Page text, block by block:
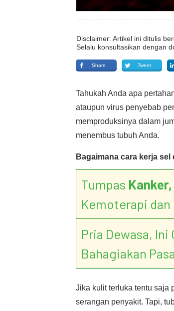
Disclaimer: Artikel ini ditulis
Selalu konsultasikan dengan
Share Tweet
Tahukah Anda apa
ataupun virus penyebab
memproduksinya dalam
menembus tubuh Anda.
Bagaimana cara kerja
Tumpas
Kemoterapi dan
Pria Dewasa, Ini
Bahagiakan
Jika kulit terluka tentu saja
serangan penyakit. Tapi,